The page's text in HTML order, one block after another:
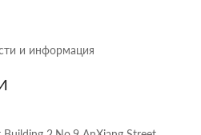
и информация